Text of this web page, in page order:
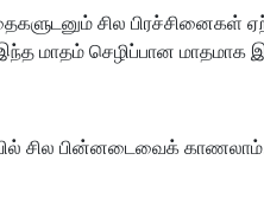
சில பிரச்சினைகள்
மாதம் செழிப்பான மாதமாக
சில பின்னடைவைக்